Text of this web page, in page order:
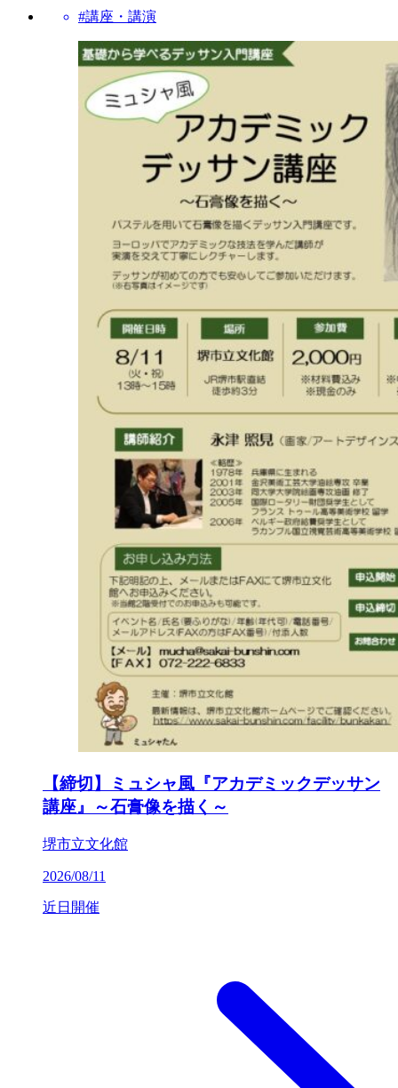
#講座・講演
【締切】ミュシャ風『アカデミックデッサン
講座』～石膏像を描く～
堺市立文化館
2026/08/11
近日開催